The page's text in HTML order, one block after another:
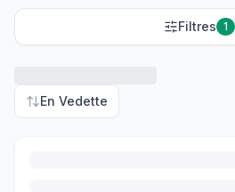
Filtres 1
En Vedette